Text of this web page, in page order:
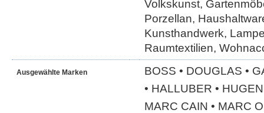
Volkskunst,
Porzellan,
Kunsthandwerk,
Raumtextilien,
Ausgewählte Marken
BOSS • DOUGLAS •
• HALLUBER •
MARC CAIN • MARC